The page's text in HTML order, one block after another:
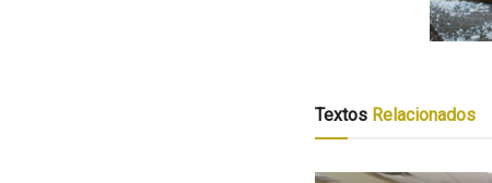
Textos Relacionados